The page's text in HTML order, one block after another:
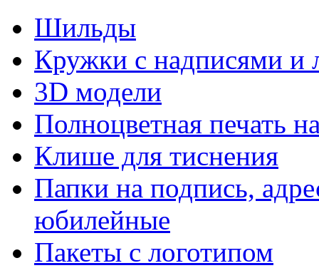
Шильды
Кружки с надписями и
3D модели
Полноцветная печать
Клише для тиснения
Папки на подпись,
юбилейные
Пакеты с логотипом